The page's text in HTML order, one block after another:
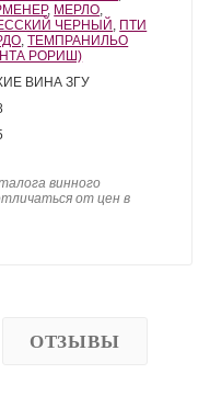
, МЕРЛО
ЧЕРНЫЙ ПТИ
,ТЕМПРАНИЛЬО
РОРИШ)
ВИНА ЗГУ
винного
от цен в
ОТЗЫВЫ